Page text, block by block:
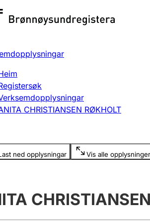
endre, slette
CHRISTIANSEN RØKHOLT
ned opplysningar Vis alle opplysninger
er skjult